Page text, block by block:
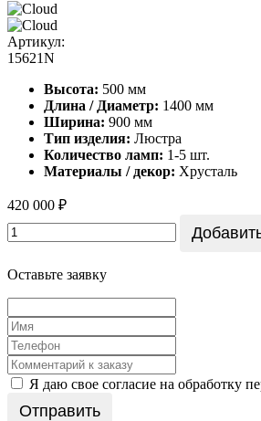
Артикул:
15621N
Высота: 500 мм
Длина / Диаметр: 1400 мм
Ширина: 900 мм
Тип изделия: Люстра
Количество ламп: 1-5 шт.
Материалы / декор: Хрусталь
420 000 ₽
Оставьте заявку
Я даю свое согласие на обработку
Отправить